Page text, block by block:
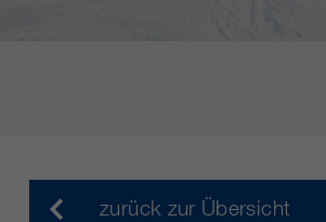
zurück zur Übersicht